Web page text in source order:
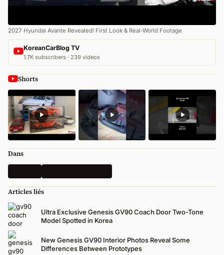
2027 Hyundai Avante Revealed! First Look & Real-World Footage
KoreanCarBlog TV
1.7K subscribers · 239 videos
Shorts
Dans
Articles liés
Ultra Exclusive Genesis GV90 Coach Door Two-Tone
Model Spotted in Korea
New Genesis GV90 Interior Photos Reveal Some
Differences Between Prototypes